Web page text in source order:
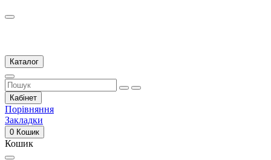
Каталог
Кабінет
Порівняння
Закладки
0 Кошик
Кошик